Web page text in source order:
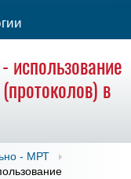
использование
в
- МРТ